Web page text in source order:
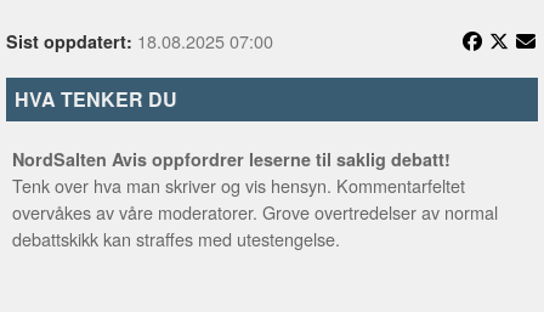
Sist oppdatert: 18.08.2025 07:00
HVA TENKER DU
NordSalten Avis oppfordrer leserne til saklig debatt!
Tenk over hva man skriver og vis hensyn. Kommentarfeltet
overvåkes av våre moderatorer. Grove overtredelser av normal
debattskikk kan straffes med utestengelse.